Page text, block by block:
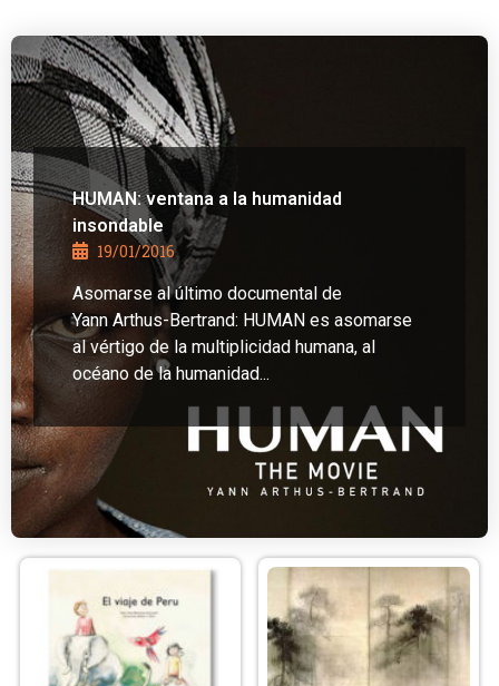
HUMAN: ventana a la humanidad
insondable
19/01/2016
Asomarse al último documental de
Yann Arthus-Bertrand: HUMAN es asomarse
al vértigo de la multiplicidad humana, al
océano de la humanidad...